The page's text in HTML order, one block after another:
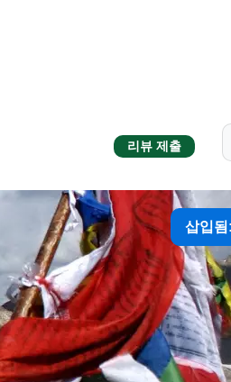
리뷰 제출
삽입